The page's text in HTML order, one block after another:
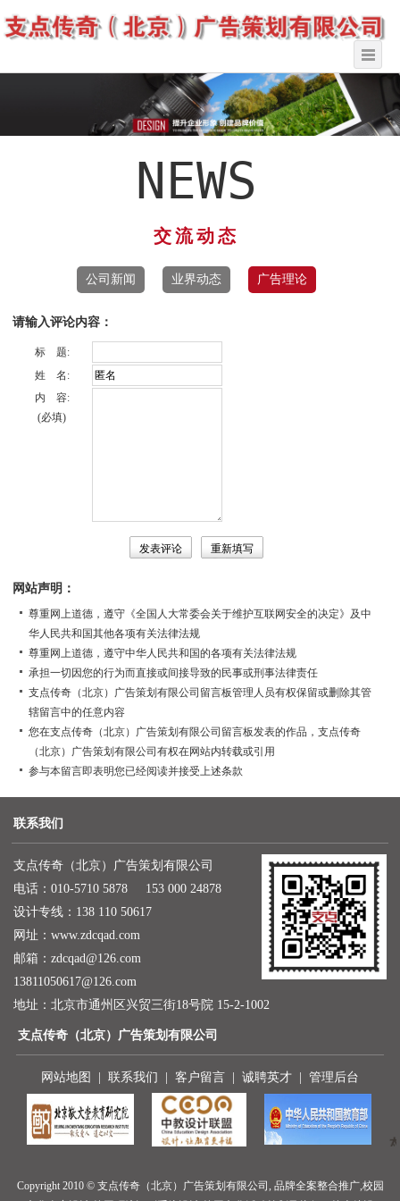
NEWS
交流动态
公司新闻 业界动态 广告理论
请输入评论内容：
标 题:
姓 名:
内 容:
(必填)
网站声明：
尊重网上道德，遵守《全国人大常委会关于维护互联网安全的决定》及中
华人民共和国其他各项有关法律法规
尊重网上道德，遵守中华人民共和国的各项有关法律法规
承担一切因您的行为而直接或间接导致的民事或刑事法律责任
支点传奇（北京）广告策划有限公司留言板管理人员有权保留或删除其管
辖留言中的任意内容
您在支点传奇（北京）广告策划有限公司留言板发表的作品，支点传奇
（北京）广告策划有限公司有权在网站内转载或引用
参与本留言即表明您已经阅读并接受上述条款
联系我们
支点传奇（北京）广告策划有限公司
电话：010-5710 5878 153 000 24878
设计专线：138 110 50617
网址：www.zdcqad.com
邮箱：zdcqad@126.com
13811050617@126.com
地址：北京市通州区兴贸三街18号院 15-2-1002
支点传奇（北京）广告策划有限公司
网站地图 联系我们 客户留言 诚聘英才 管理后台
Copyright 2010 © 支点传奇（北京）广告策划有限公司, 品牌全案整合推广,校园